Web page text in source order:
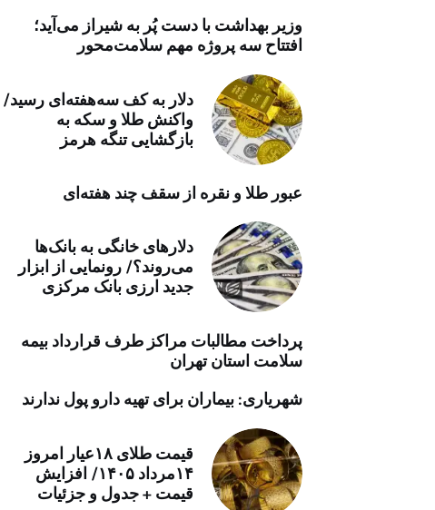
پایگاه خبری آبان
خرید موتور ایمپلنت
وزیر بهداشت با دست پُر به شیراز می‌آید؛
افتتاح سه پروژه مهم سلامت‌محور
دلار به کف سه‌هفته‌ای رسید/
واکنش طلا و سکه به
بازگشایی تنگه هرمز
عبور طلا و نقره از سقف چند هفته‌ای
دلارهای خانگی به بانک‌ها
می‌روند؟/ رونمایی از ابزار
جدید ارزی بانک مرکزی
پرداخت مطالبات مراکز طرف قرارداد بیمه
سلامت استان تهران
شهریاری: بیماران برای تهیه دارو پول ندارند
قیمت طلای ۱۸عیار امروز
۱۴مرداد ۱۴۰۵/ افزایش
قیمت + جدول و جزئیات